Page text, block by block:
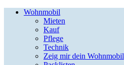
Wohnmobil
Mieten
Kauf
Pflege
Technik
Zeig mir dein Wohnmobil